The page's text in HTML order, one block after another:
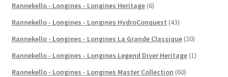
Rannekello - Longines - Longines Heritage (6)
Rannekello - Longines - Longines HydroConquest (43)
Rannekello - Longines - Longines La Grande Classique (20)
Rannekello - Longines - Longines Legend Diver Heritage (1)
Rannekello - Longines - Longines Master Collection (60)